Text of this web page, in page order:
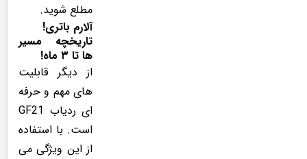
مطلع شوید.
آلارم باتری!
تاریخچه مسیر
ها تا ۳ ماه!
از دیگر قابلیت
های مهم و حرفه
ای ردیاب GF21
است. با استفاده
از این ویژگی می